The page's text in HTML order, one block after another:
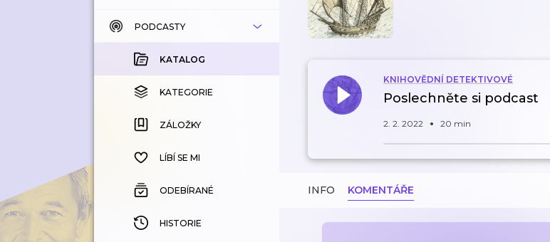
KATALOG
KOUPENÉ
KATEGORIE
ZÁLOŽKY
HISTORIE
PODCASTY
KATALOG
KATEGORIE
ZÁLOŽKY
LÍBÍ SE MI
ODEBÍRANÉ
HISTORIE
KNIHOVĚDNÍ DETEKTIVOVÉ
Poslechněte si podcast
2. 2. 2022 20 min
INFO KOMENTÁŘE